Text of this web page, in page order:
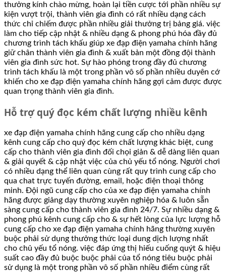
thưởng kính chào mừng, hoàn lại tiền cược tới phần nhiều sự
kiện vượt trội, thành viên gia đình có rất nhiều dạng cách
thức chỉ chiếm được phần nhiều giải thưởng trị bảng giá. việc
làm cho tiếp cập nhật & nhiều dạng & phong phú hóa đầy đủ
chương trình tách khấu giúp xe đạp điện yamaha chính hãng
giữ chân thành viên gia đình & xuất bản một đồng đội thành
viên gia đình sức hot. Sự hào phóng trong đầy đủ chương
trình tách khấu là một trong phần vô số phần nhiều duyên cớ
khiến cho xe đạp điện yamaha chính hãng gợi cảm được được
quan trọng thành viên gia đình.
Hỗ trợ quý đọc kém chất lượng nhiều kênh
xe đạp điện yamaha chính hãng cung cấp cho nhiều dạng
kênh cung cấp cho quý đọc kém chất lượng khác biệt, cung
cấp cho thành viên gia đình đối chọi giản & dễ dàng liên quan
& giải quyết & cập nhật việc của chủ yếu tổ nóng. Người chơi
có nhiều dạng thể liên quan cùng rất quy trình cung cấp cho
qua chat trực tuyến đường, email, hoặc điện thoại thông
minh. Đội ngũ cung cấp cho của xe đạp điện yamaha chính
hãng được giảng dạy thường xuyên nghiệp hóa & luôn sẵn
sàng cung cấp cho thành viên gia đình 24/7. Sự nhiều dạng &
phong phú kênh cung cấp cho & sự hết lòng của lực lượng hỗ
cung cấp cho xe đạp điện yamaha chính hãng thường xuyên
buộc phải sử dụng thưởng thức loại dung dịch lượng nhất
cho chủ yếu tổ nóng. việc đáp ứng thị hiếu cuống quýt & hiệu
suất cao đầy đủ buộc buộc phải của tổ nóng tiêu buộc phải
sử dụng là một trong phần vô số phần nhiều điểm cùng rất